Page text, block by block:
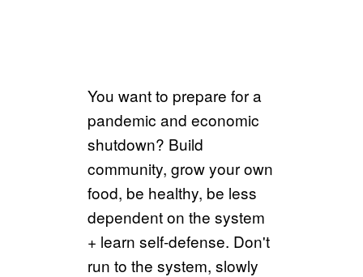
You want to prepare for a
pandemic and economic
shutdown? Build
community, grow your own
food, be healthy, be less
dependent on the system
+ learn self-defense. Don't
run to the system, slowly